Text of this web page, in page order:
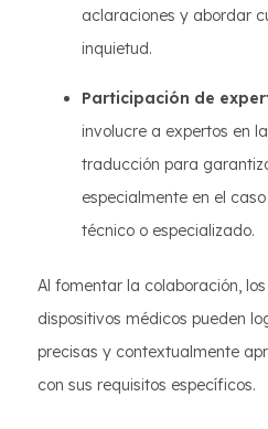
aclaraciones y abordar
inquietud.
Participación de
involucre a expertos en
traducción para
especialmente en el
técnico o especializado.
Al fomentar la colaboración,
dispositivos médicos pueden
precisas y contextualmente
con sus requisitos específicos.